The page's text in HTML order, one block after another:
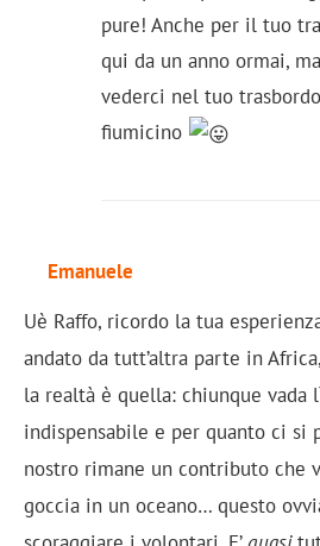
pure! Anche per il tuo
qui da un anno ormai,
vederci nel tuo
fiumicino
Emanuele
Uè Raffo, ricordo la tua
andato da tutt’altra parte in
la realtà è quella: chiunque
indispensabile e per quanto ci si
nostro rimane un contributo che
goccia in un oceano… questo